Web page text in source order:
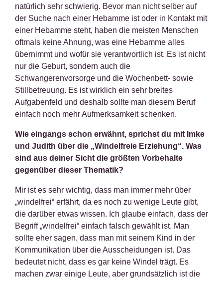
natürlich sehr schwierig. Bevor man nicht selber auf
der Suche nach einer Hebamme ist oder in Kontakt mit
einer Hebamme steht, haben die meisten Menschen
oftmals keine Ahnung, was eine Hebamme alles
übernimmt und wofür sie verantwortlich ist. Es ist nicht
nur die Geburt, sondern auch die
Schwangerenvorsorge und die Wochenbett- sowie
Stillbetreuung. Es ist wirklich ein sehr breites
Aufgabenfeld und deshalb sollte man diesem Beruf
einfach noch mehr Aufmerksamkeit schenken.
Wie eingangs schon erwähnt, sprichst du mit Imke
und Judith über die „Windelfreie Erziehung“. Was
sind aus deiner Sicht die größten Vorbehalte
gegenüber dieser Thematik?
Mir ist es sehr wichtig, dass man immer mehr über
„windelfrei“ erfährt, da es noch zu wenige Leute gibt,
die darüber etwas wissen. Ich glaube einfach, dass der
Begriff „windelfrei“ einfach falsch gewählt ist. Man
sollte eher sagen, dass man mit seinem Kind in der
Kommunikation über die Ausscheidungen ist. Das
bedeutet nicht, dass es gar keine Windel trägt. Es
machen zwar einige Leute, aber grundsätzlich ist die